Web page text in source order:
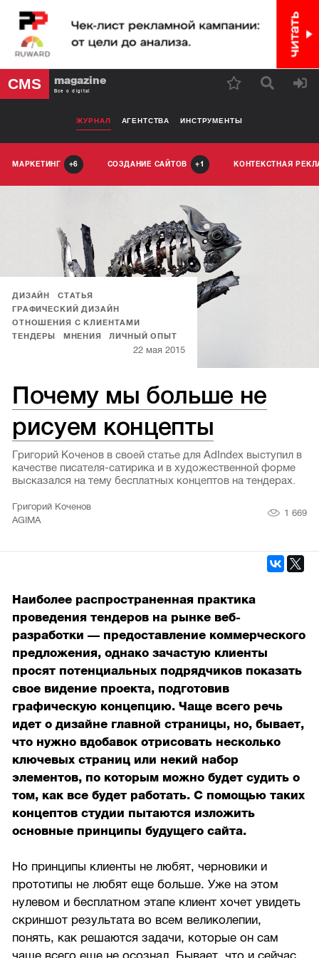
CMS magazine
Все о digital
ЖУРНАЛ АГЕНТСТВА ИНСТРУМЕНТЫ
МАРКЕТИНГ 6 СОЗДАНИЕ САЙТОВ 1 КОНТЕКСТНАЯ
ДИЗАЙН
СТАТЬЯ
ГРАФИЧЕСКИЙ ДИЗАЙН
ОТНОШЕНИЯ С КЛИЕНТАМИ
ТЕНДЕРЫ
МНЕНИЯ ЛИЧНЫЙ ОПЫТ
22 мая 2015
Почему мы больше не
рисуем концепты
Григорий Коченов в своей статье для AdIndex выступил в
качестве писателя-сатирика и в художественной форме
высказался на тему бесплатных концептов на тендерах.
Григорий Коченов
AGIMA
1 669
Наиболее распространенная практика
проведения тендеров на рынке веб-
разработки — предоставление коммерческого
предложения, однако зачастую клиенты
просят потенциальных подрядчиков показать
свое видение проекта, подготовив
графическую концепцию. Чаще всего речь
идет о дизайне главной страницы, но, бывает,
что нужно вдобавок отрисовать несколько
ключевых страниц или некий набор
элементов, по которым можно будет судить о
том, как все будет работать. С помощью таких
концептов студии пытаются изложить
основные принципы будущего сайта.
Но принципы клиенты не любят, черновики и
прототипы не любят еще больше. Уже на этом
нулевом и бесплатном этапе клиент хочет увидеть
скриншот результата во всем великолепии,
понять, как решаются задачи, которые он сам